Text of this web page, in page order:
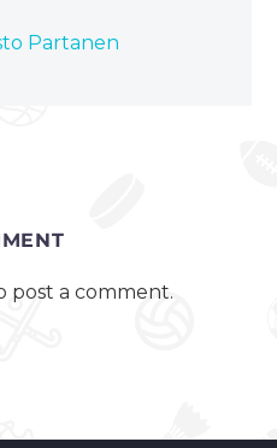
Partanen
post a comment.